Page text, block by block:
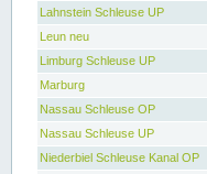
Lahnstein Schleuse UP
Leun neu
Limburg Schleuse UP
Marburg
Nassau Schleuse OP
Nassau Schleuse UP
Niederbiel Schleuse Kanal OP